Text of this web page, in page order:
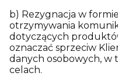
b) Rezygnacja w
otrzymywania
dotyczących
oznaczać sprzeciw
danych osobowych, w
celach.